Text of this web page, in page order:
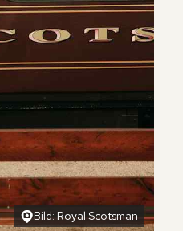
Bild: Royal Scotsman